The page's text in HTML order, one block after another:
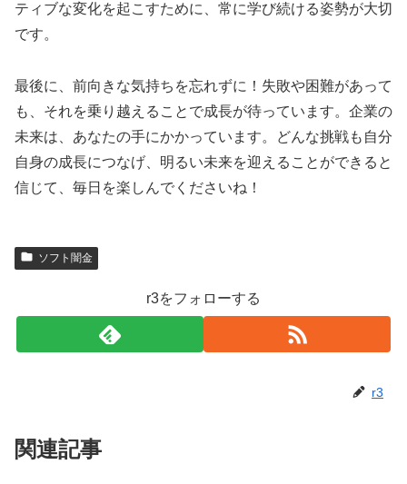
ティブな変化を起こすために、常に学び続ける姿勢が大切
です。
最後に、前向きな気持ちを忘れずに！失敗や困難があって
も、それを乗り越えることで成長が待っています。企業の
未来は、あなたの手にかかっています。どんな挑戦も自分
自身の成長につなげ、明るい未来を迎えることができると
信じて、毎日を楽しんでくださいね！
ソフト闇金
r3をフォローする
r3
関連記事